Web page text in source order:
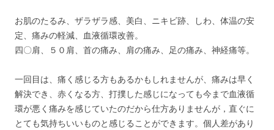
お肌のたるみ、ザラザラ感、美白、ニキビ跡、しわ、体温の安
定、痛みの軽減、血液循環改善。
四〇肩、５０肩、首の痛み、肩の痛み、足の痛み、神経痛等。
一回目は、痛く感じる方もあるかもしれませんが、痛みは早く
解決でき、赤くなる方、打撲した感じになっても今まで血液循
環が悪く痛みを感じていたのだから仕方ありませんが，直ぐに
とても気持ちいいものと感じることができます。個人差があり